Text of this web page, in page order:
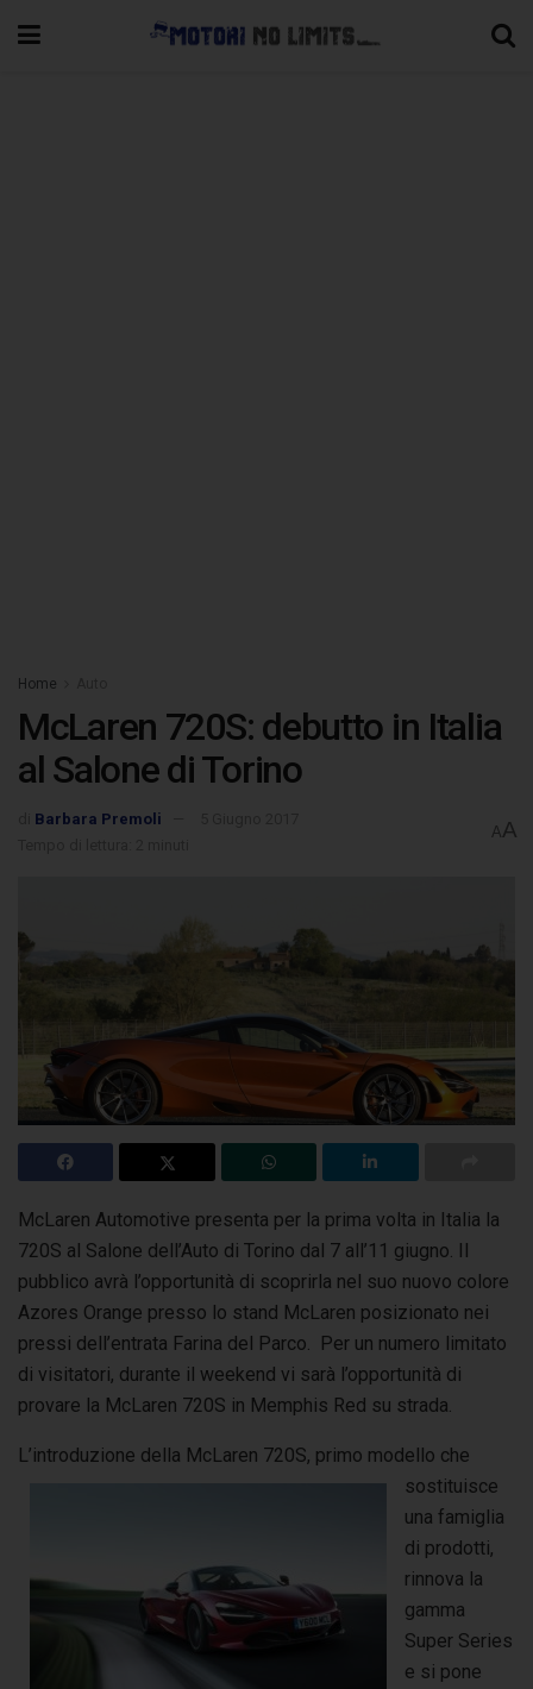
Home
McLaren 720S: debutto in Italia
al Salone di Torino
Barbara Premoli
AA
McLaren Automotive presenta per la prima volta in Italia la
720S al Salone dell’Auto di Torino dal 7 all’11 giugno. Il
pubblico avrà l’opportunità di scoprirla nel suo nuovo colore
Azores Orange presso lo stand McLaren posizionato nei
pressi dell’entrata Farina del Parco. Per un numero limitato
di visitatori, durante il weekend vi sarà l’opportunità di
provare la McLaren 720S in Memphis Red su strada.
L’introduzione della McLaren 720S, primo modello che
sostituisce
una famiglia
di prodotti,
rinnova la
gamma
Super Series
e si pone